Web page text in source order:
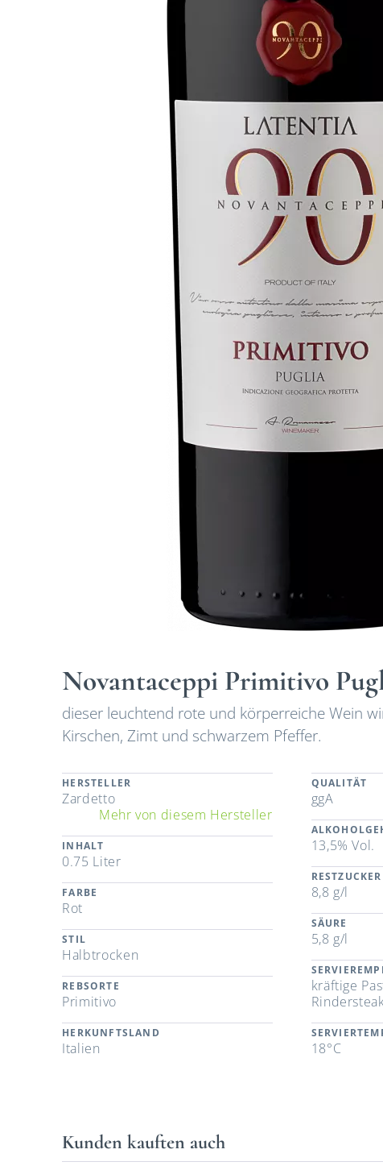
Novantaceppi Primitivo
dieser leuchtend rote und körperreiche Wein
Kirschen, Zimt und schwarzem Pfeffer.
HERSTELLER
Zardetto
Mehr von diesem Hersteller
INHALT
0.75 Liter
FARBE
Rot
STIL
Halbtrocken
REBSORTE
Primitivo
HERKUNFTSLAND
Italien
QUALITÄT
ggA
13,5% Vol.
RESTZUCKER
8,8 g/l
SÄURE
5,8 g/l
kräftige
18°C
Kunden kauften auch